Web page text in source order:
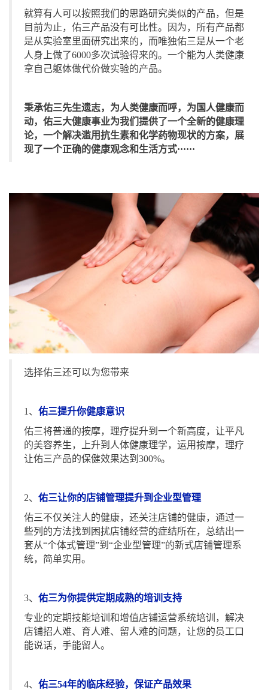
就算有人可以按照我们的思路研究类似的产品，但是
目前为止，佑三产品没有可比性。因为，所有产品都
是从实验室里面研究出来的，而唯独佑三是从一个老
人身上做了6000多次试验得来的。一个能为人类健康
拿自己躯体做代价做实验的产品。
秉承佑三先生遗志，为人类健康而呼，为国人健康而
动，佑三大健康事业为我们提供了一个全新的健康理
论，一个解决滥用抗生素和化学药物现状的方案，展
现了一个正确的健康观念和生活方式······
选择佑三还可以为您带来
1、 佑三提升你健康意识
佑三将普通的按摩，理疗提升到一个新高度，让平凡
的美容养生，上升到人体健康理学，运用按摩，理疗
让佑三产品的保健效果达到300%。
2、 佑三让你的店铺管理提升到企业型管理
佑三不仅关注人的健康，还关注店铺的健康，通过一
些列的方法找到困扰店铺经营的症结所在，总结出一
套从“个体式管理”到“企业型管理”的新式店铺管理系
统，简单实用。
3、 佑三为你提供定期成熟的培训支持
专业的定期技能培训和增值店铺运营系统培训，解决
店铺招人难、育人难、留人难的问题，让您的员工口
能说话，手能留人。
4、 佑三54年的临床经验，保证产品效果